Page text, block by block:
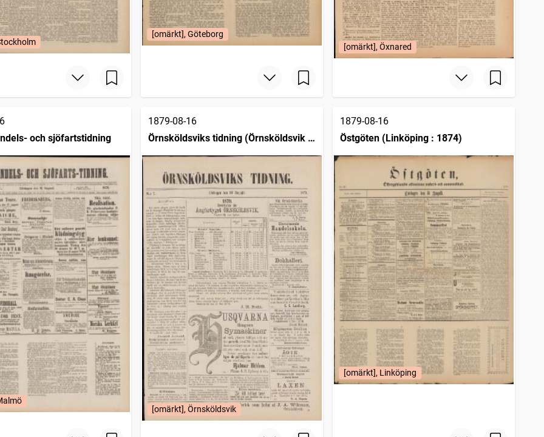
[omärkt], Göteborg
[omärkt], Öxnared
och sjöfartstidning
1879-08-16
Örnsköldsviks tidning (Örnsköldsvik :
1879)
[omärkt], Örnsköldsvik
1879-08-16
Östgöten (Linköping : 1874)
[omärkt], Linköping